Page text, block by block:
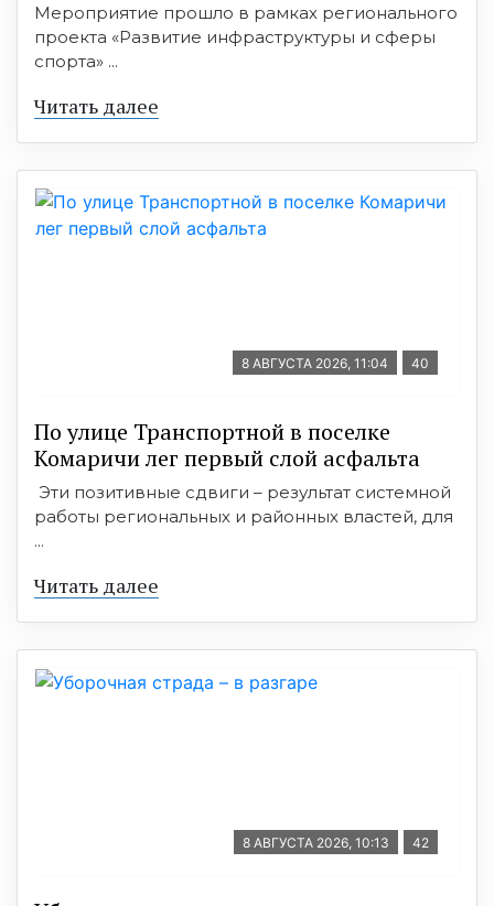
Мероприятие прошло в рамках регионального
проекта «Развитие инфраструктуры и сферы
спорта» ...
Читать далее
8 АВГУСТА 2026, 11:04 40
По улице Транспортной в поселке
Комаричи лег первый слой асфальта
Эти позитивные сдвиги – результат системной
работы региональных и районных властей, для
...
Читать далее
8 АВГУСТА 2026, 10:13 42